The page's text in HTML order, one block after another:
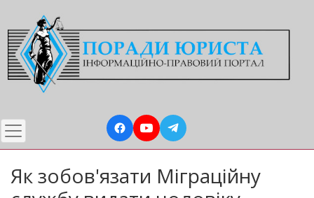
до
основного
вмісту
Як зобов'язати Міграційну